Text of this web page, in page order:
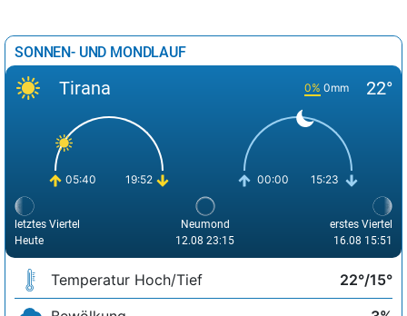
SONNEN- UND MONDLAUF
Tirana 0% 0mm 22°
05:40 19:52 00:00 15:23
letztes Viertel
Heute
Neumond
12.08 23:15
erstes Viertel
16.08 15:51
Temperatur Hoch/Tief
22°/15°